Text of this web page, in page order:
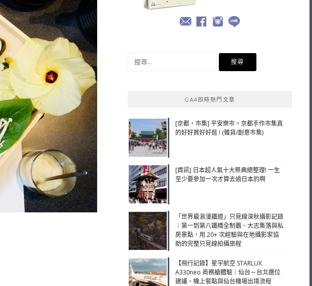
GA4即時熱門文章
[京都・市集] 平安樂市。京都手作市集真
的好好買好好逛 ! (雜貨/創意市集)
[資訊] 日本超人氣十大祭典總整理! 一生
至少要參加一次才算去過日本的啊
「世界最浪漫鐵道」只見線深秋攝影記錄
｜第一到第八鐵橋全制霸、大志集落與私
房景點，用 20+ 次經驗與在地攝影家協
助的完整只見線拍攝旅程
【飛行記錄】星宇航空 STARLUX
A330neo 商務艙體驗｜仙台－台北選位
建議、機上餐點與仙台機場出境流程